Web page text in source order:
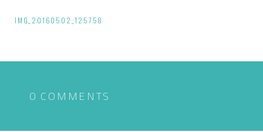
投
ナ
IMG_20160502_125758
0 COMMENTS